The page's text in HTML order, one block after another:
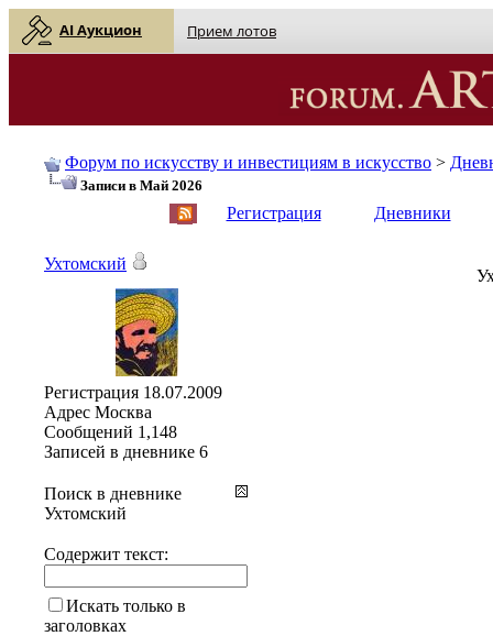
AI Аукцион Прием лотов
Форум по искусству и инвестициям в искусство >
Записи в Май 2026
Регистрация Дневники
Ухтомский
Регистрация 18.07.2009
Адрес Москва
Сообщений 1,148
Записей в дневнике 6
Поиск в дневнике
Ухтомский
Содержит текст:
Искать только в
заголовках